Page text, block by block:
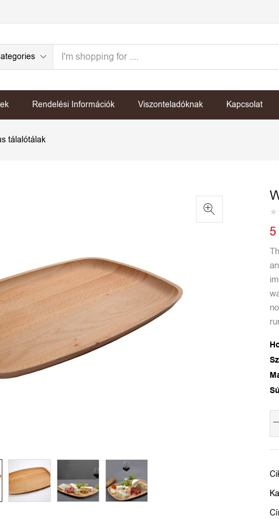
Rendelési Információk Viszonteladóknak Kapcsolat
tálalótálak